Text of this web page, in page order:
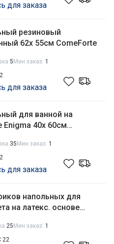
для заказа
резиновый
62х 55см ComeForte
5 Мин заказ: 1
для заказа
для ванной на
40х 60см
35 Мин заказ: 1
для заказа
напольных для
на латекс. основе
Banyolin
25 Мин заказ: 1
22